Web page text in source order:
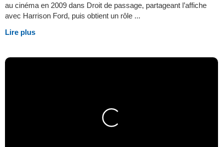
au cinéma en 2009 dans Droit de passage, partageant l’affiche
avec Harrison Ford, puis obtient un rôle ...
Lire plus